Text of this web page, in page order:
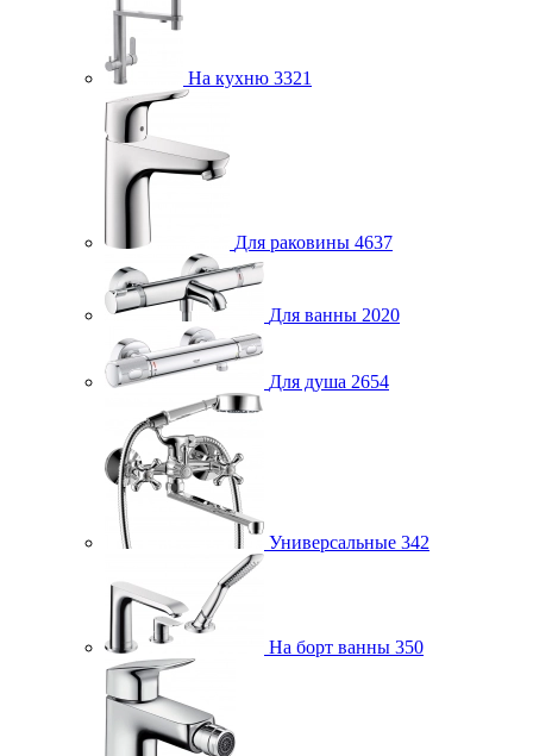
На кухню 3321
Для раковины 4637
Для ванны 2020
Для душа 2654
Универсальные 342
На борт ванны 350